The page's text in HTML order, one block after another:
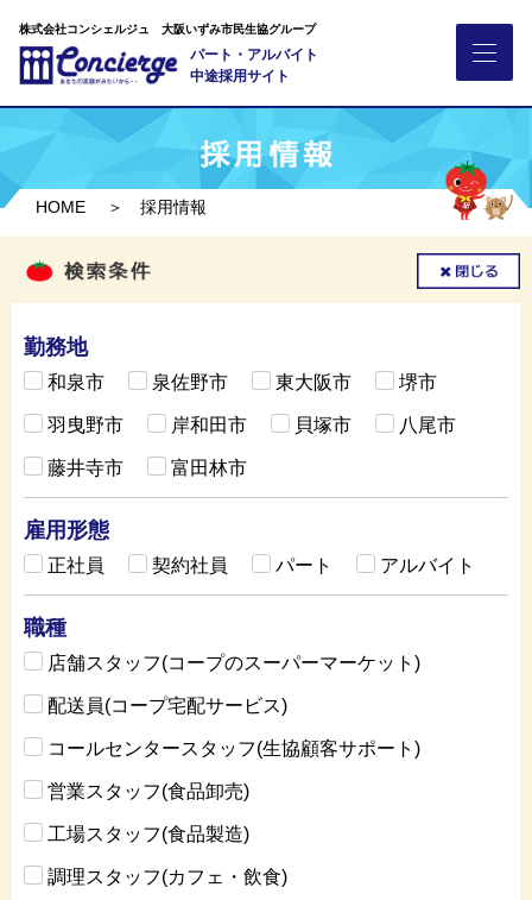
株式会社コンシェルジュ 大阪いずみ市民生協グループ
パート・アルバイト
中途採用サイト
HOME ＞ 採用情報
勤務地
和泉市 泉佐野市 東大阪市 堺市
羽曳野市 岸和田市 貝塚市 八尾市
藤井寺市 富田林市
雇用形態
正社員 契約社員 パート アルバイト
職種
店舗スタッフ(コープのスーパーマーケット)
配送員(コープ宅配サービス)
コールセンタースタッフ(生協顧客サポート)
営業スタッフ(食品卸売)
工場スタッフ(食品製造)
調理スタッフ(カフェ・飲食)